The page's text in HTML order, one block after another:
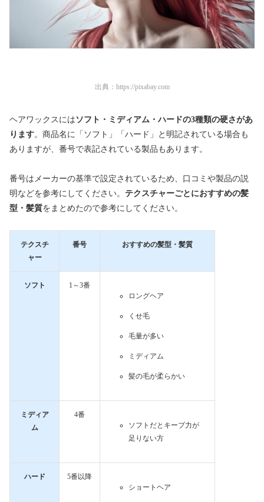
出典： https://pixabay.com
ヘアワックスには ソフト・ミディアム・ハードの3種類の硬さがあ
ります。商品名に「ソフト」「ハード」と明記されている場合も
ありますが、番号で表記されている製品もあります。
番号はメーカーの基準で設定されているため、口コミや製品の説
明などを参考にしてください。 テクスチャーごとにおすすめの髪
型・髪質をまとめたので参考にしてください。
テクスチ
ャー
番号 おすすめの髪型・髪質
ソフト
1～3番
ロングヘア
くせ毛
毛量が多い
ミディアム
髪の毛が柔らかい
ミディア
ム
4番
ソフトだとキープ力が
足りない方
ハード
5番以降
ショートヘア